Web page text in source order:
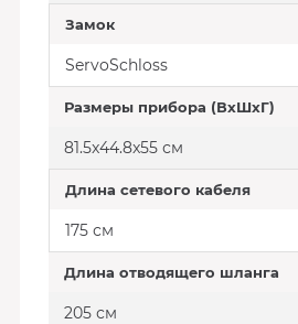
Замок
ServoSchloss
Размеры прибора (ВxШxГ)
81.5x44.8x55 см
Длина сетевого кабеля
175 см
Длина отводящего шланга
205 см